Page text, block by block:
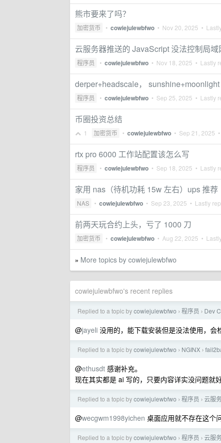
熊市要来了吗？
加密货币 • cowiejulewbfwo • Nov 20, 2025 •
云服务器推送的 JavaScript 没法控制局
程序员 • cowiejulewbfwo • Nov 18, 2025 • Lastly
derper+headscale，
程序员 • cowiejulewbfwo • Sep 25, 2025 • Lastly
币圈投资总结
1 加密货币 • cowiejulewbfwo • Sep 21, 2025
rtx pro 6000 工作站配置该怎么写
程序员 • cowiejulewbfwo • Sep 18, 2025 • Lastly
家用 nas（待机功耗 15w 左右）ups 推荐
NAS • cowiejulewbfwo • Sep 23, 2025 • Lastly
前两天玩合约上头，亏了 1000 刀
加密货币 • cowiejulewbfwo • Aug 22, 2025 •
» More topics by cowiejulewbfwo
cowiejulewbfwo's recent replies
Replied to a topic bycowiejulewbfwo › 程序员 › Dev
@jayeli 没用的，能下载安装但是没法使用，会
Replied to a topic bycowiejulewbfwo › NGINX ›
@ethusdt 感谢补充。
现在其实都是 ai 写的，只要内容详实没问题就
Replied to a topic bycowiejulewbfwo › 程序员 › 云服
@wecgwm1998yichen 桌面应用就不存在这个
Replied to a topic bycowiejulewbfwo › 程序员 › 云服